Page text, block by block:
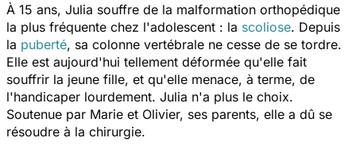
À 15 ans, Julia souffre de la malformation orthopédique
la plus fréquente chez l'adolescent : la scoliose. Depuis
la puberté, sa colonne vertébrale ne cesse de se tordre.
Elle est aujourd'hui tellement déformée qu'elle fait
souffrir la jeune fille, et qu'elle menace, à terme, de
l'handicaper lourdement. Julia n'a plus le choix.
Soutenue par Marie et Olivier, ses parents, elle a dû se
résoudre à la chirurgie.